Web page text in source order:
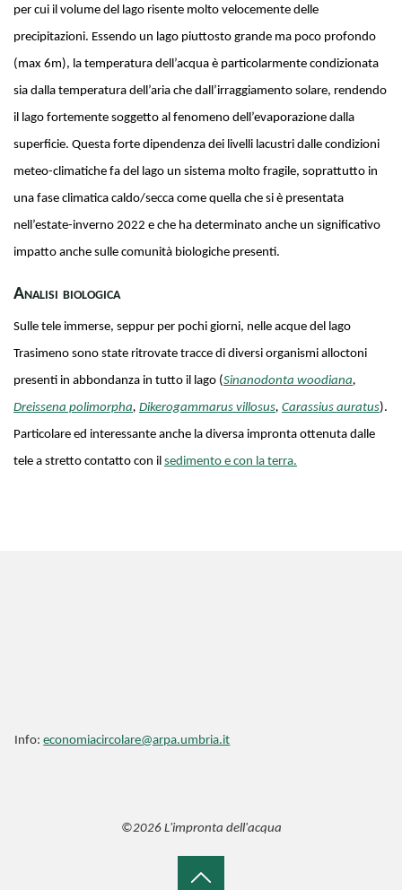
per cui il volume del lago risente molto velocemente delle
precipitazioni. Essendo un lago piuttosto grande ma poco profondo
(max 6m), la temperatura dell’acqua è particolarmente condizionata
sia dalla temperatura dell’aria che dall’irraggiamento solare, rendendo
il lago fortemente soggetto al fenomeno dell’evaporazione dalla
superficie. Questa forte dipendenza dei livelli lacustri dalle condizioni
meteo-climatiche fa del lago un sistema molto fragile, soprattutto in
una fase climatica caldo/secca come quella che si è presentata
nell’estate-inverno 2022 e che ha determinato anche un significativo
impatto anche sulle comunità biologiche presenti.
Analisi biologica
Sulle tele immerse, seppur per pochi giorni, nelle acque del lago
Trasimeno sono state ritrovate tracce di diversi organismi alloctoni
presenti in abbondanza in tutto il lago (Sinanodonta woodiana,
Dreissena polimorpha,Dikerogammarus villosus,Carassius auratus).
Particolare ed interessante anche la diversa impronta ottenuta dalle
tele a stretto contatto con ilsedimento e con la terra.
Info:economiacircolare@arpa.umbria.it
©2026 L'impronta dell'acqua